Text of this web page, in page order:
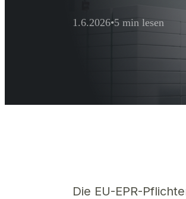
Management
365 in Großbritannien
1.6.2026•5 min lesen
Die EU-EPR-